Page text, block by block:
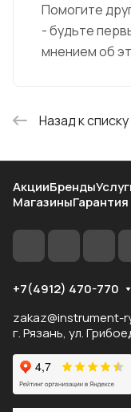
Помогите
- будьте
мнением об
Назад к списку
АкцииБренды
Магазины
+7(4912) 470-770
zakaz@instrument-
г. Рязань, ул.